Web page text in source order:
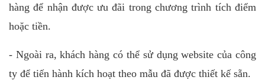
hàng để nhận được ưu đãi trong chương trình tích điểm
hoặc tiền.
- Ngoài ra, khách hàng có thể sử dụng website của công
ty để tiến hành kích hoạt theo mẫu đã được thiết kế sẵn.